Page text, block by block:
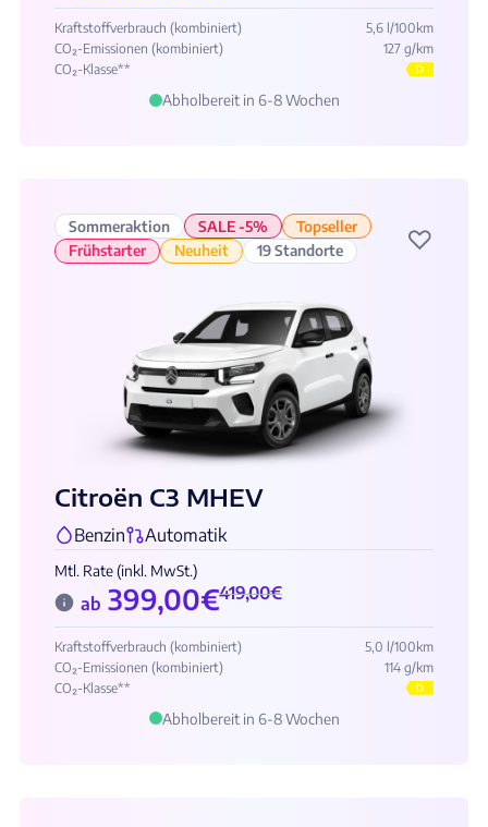
Kraftstoffverbrauch (kombiniert)
5,6 l/100km
CO₂-Emissionen (kombiniert)
127 g/km
CO₂-Klasse**
D
Abholbereit in 6-8 Wochen
Sommeraktion SALE -5%
Topseller
Frühstarter
Neuheit 19 Standorte ♡
Citroën C3 MHEV
Benzin Automatik
Mtl. Rate (inkl. MwSt.)
ab 419,00€
399,00€
Kraftstoffverbrauch (kombiniert)
5,0 l/100km
CO₂-Emissionen (kombiniert)
114 g/km
CO₂-Klasse**
D
Abholbereit in 6-8 Wochen